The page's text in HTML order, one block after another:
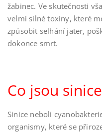
žabinec. Ve skutečnosti
velmi silné toxiny, které
způsobit selhání jater,
dokonce smrt.
Co jsou
Sinice neboli
organismy, které se